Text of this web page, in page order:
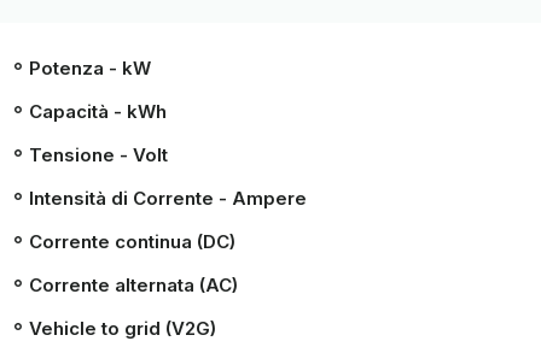
Potenza - kW
Capacità - kWh
Tensione - Volt
Intensità di Corrente - Ampere
Corrente continua (DC)
Corrente alternata (AC)
Vehicle to grid (V2G)